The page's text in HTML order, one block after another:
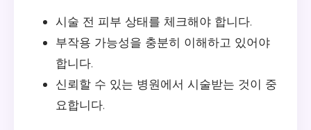
시술 전 피부 상태를 체크해야 합니다.
부작용 가능성을 충분히 이해하고 있어야
합니다.
신뢰할 수 있는 병원에서 시술받는 것이 중
요합니다.